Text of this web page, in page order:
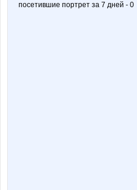
посетившие портрет за 7 дней - 0